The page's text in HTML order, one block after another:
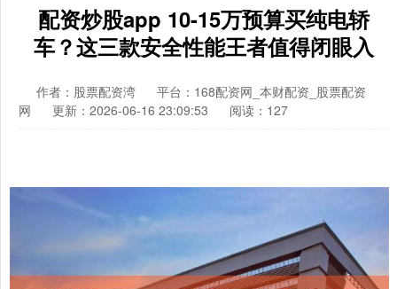
配资炒股app 10-15万预算买纯电轿
车？这三款安全性能王者值得闭眼入
作者：股票配资湾
平台：168配资网_本财配资_股票配资
网
更新：2026-06-16 23:09:53 阅读：127